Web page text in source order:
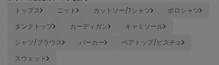
MUCHA
ミュシャ
トップス ニット カットソー/Tシャツ
ポロシャツ
タンクトップ
カーディガン
キャミソール
シャツ/ブラウス
パーカー
ベアトップ/ビスチェ
スウェット